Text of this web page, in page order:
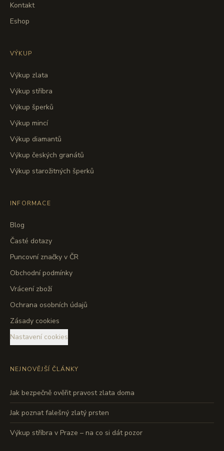
Kontakt
Eshop
VÝKUP
Výkup zlata
Výkup stříbra
Výkup šperků
Výkup mincí
Výkup diamantů
Výkup českých granátů
Výkup starožitných šperků
INFORMACE
Blog
Časté dotazy
Puncovní značky v ČR
Obchodní podmínky
Vrácení zboží
Ochrana osobních údajů
Zásady cookies
Nastavení cookies
NEJNOVĚJŠÍ ČLÁNKY
Jak bezpečně ověřit pravost zlata doma
Jak poznat falešný zlatý prsten
Výkup stříbra v Praze – na co si dát pozor